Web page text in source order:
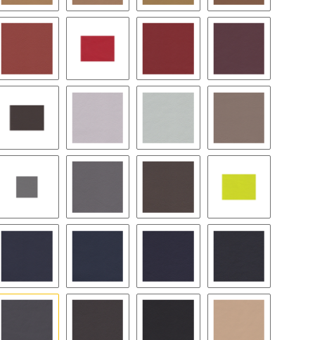
1241 - kaschmirbeige1233 - sandbeige1227 - savannabeige1237 - havanna
1224 - boxsterrot1257 - indisch rot1222 - flamencorot1211 - magenta
2-Ton
1256 - sattelbraun1218 - lichtgrau1253 - kieselgrau1252 - tartufo
1234 - stahlgrau1226 - graffitigrau1254 - umbra 1258 -
1217 - nachtblau1244 - yachtingblau1205 - kobaltblau1238 - seeblau